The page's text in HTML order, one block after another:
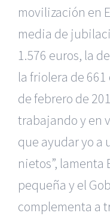
movilización en
media de
1.576 euros, la
la friolera de
de febrero de
trabajando y en
que ayudar yo a
nietos”, lamenta
pequeña y el
complementa a